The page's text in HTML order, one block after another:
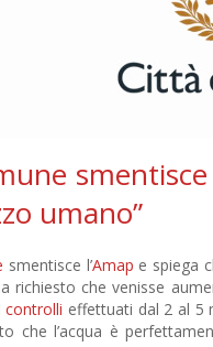
umano”
smentisce l’Amap e spiega
richiesto che venisse
controlli effettuati dal 2 al 5
che l’acqua è